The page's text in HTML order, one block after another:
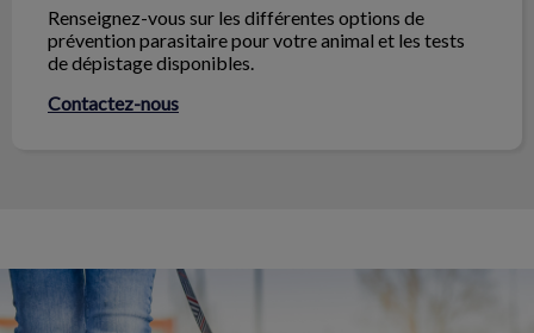
Renseignez-vous sur les différentes options de
prévention parasitaire pour votre animal et les tests
de dépistage disponibles.
Contactez-nous